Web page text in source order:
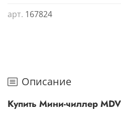
арт. 167824
Описание
Купить Мини-чиллер